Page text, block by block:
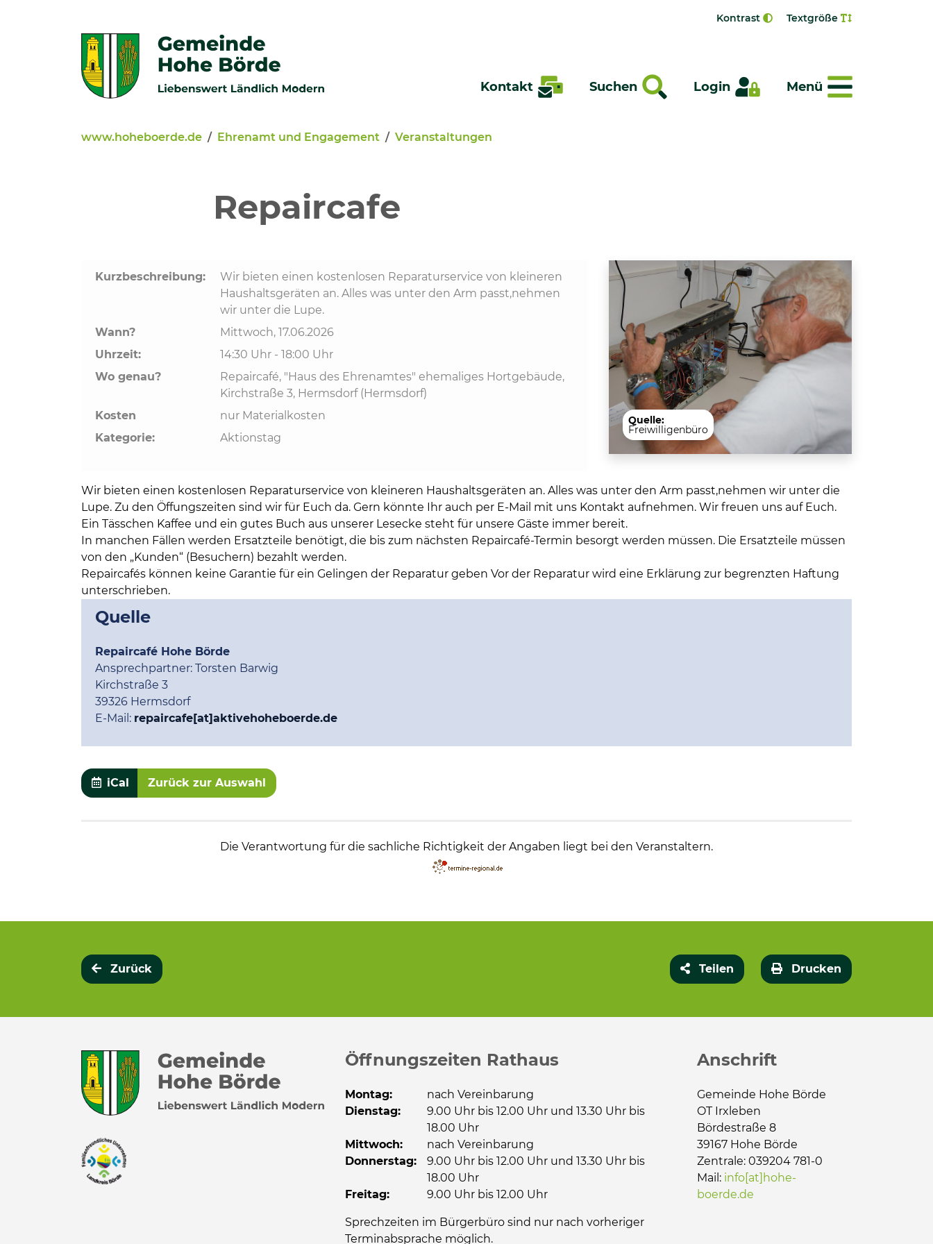
Kontrast Textgröße
Kontakt Suchen Login Menü
Menü
Veröffentlichungen
Kommunalpolitik
Bildung und Soziales
Wirtschaft, Bauen, Verkehr
Tourismus, Freizeit, Dorfleben
Ehrenamt und Engagement
www.hoheboerde.de Ehrenamt und Engagement Veranstaltungen
Repaircafe
Kurzbeschreibung:
Wir bieten einen kostenlosen Reparaturservice von kleineren
Haushaltsgeräten an. Alles was unter den Arm passt,nehmen
wir unter die Lupe.
Wann?
Mittwoch, 17.06.2026
Uhrzeit:
14:30 Uhr - 18:00 Uhr
Wo genau?
Repaircafé, "Haus des Ehrenamtes" ehemaliges Hortgebäude,
Kirchstraße 3, Hermsdorf (Hermsdorf)
Kosten
nur Materialkosten
Kategorie:
Aktionstag
Quelle:
Freiwilligenbüro
Wir bieten einen kostenlosen Reparaturservice von kleineren Haushaltsgeräten an. Alles was unter den Arm passt,nehmen wir unter die
Lupe. Zu den Öffungszeiten sind wir für Euch da. Gern könnte Ihr auch per E-Mail mit uns Kontakt aufnehmen. Wir freuen uns auf Euch.
Ein Tässchen Kaffee und ein gutes Buch aus unserer Lesecke steht für unsere Gäste immer bereit.
In manchen Fällen werden Ersatzteile benötigt, die bis zum nächsten Repaircafé-Termin besorgt werden müssen. Die Ersatzteile müssen
von den „Kunden“ (Besuchern) bezahlt werden.
Repaircafés können keine Garantie für ein Gelingen der Reparatur geben Vor der Reparatur wird eine Erklärung zur begrenzten Haftung
unterschrieben.
Quelle
Repaircafé Hohe Börde
Ansprechpartner: Torsten Barwig
Kirchstraße 3
39326 Hermsdorf
E-Mail: repaircafe[at]aktivehoheboerde.de
iCal Zurück zur Auswahl
Die Verantwortung für die sachliche Richtigkeit der Angaben liegt bei den Veranstaltern.
Zurück Teilen Drucken
Öffnungszeiten Rathaus
Montag:
nach Vereinbarung
Dienstag:
9.00 Uhr bis 12.00 Uhr und 13.30 Uhr bis
18.00 Uhr
Mittwoch:
nach Vereinbarung
Donnerstag: 9.00 Uhr bis 12.00 Uhr und 13.30 Uhr bis
18.00 Uhr
Freitag:
9.00 Uhr bis 12.00 Uhr
Sprechzeiten im Bürgerbüro sind nur nach vorheriger
Terminabsprache möglich.
Anschrift
Gemeinde Hohe Börde
OT Irxleben
Bördestraße 8
39167 Hohe Börde
Zentrale: 039204 781-0
Mail: info[at]hohe-
boerde.de